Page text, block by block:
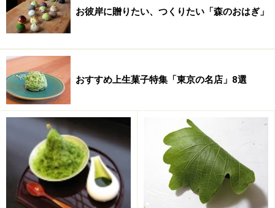
お彼岸に贈りたい、つくりたい「森のおはぎ」
おすすめ上生菓子特集「東京の名店」8選